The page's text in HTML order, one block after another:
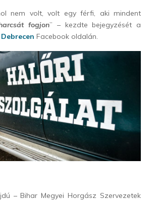
nem volt, volt egy férfi, aki mindent
fogjon” – kezdte bejegyzését a
Facebook oldalán.
– Bihar Megyei Horgász Szervezetek